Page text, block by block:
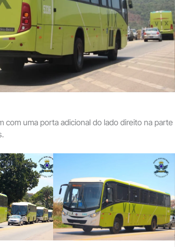
com uma porta adicional do lado direito na parte